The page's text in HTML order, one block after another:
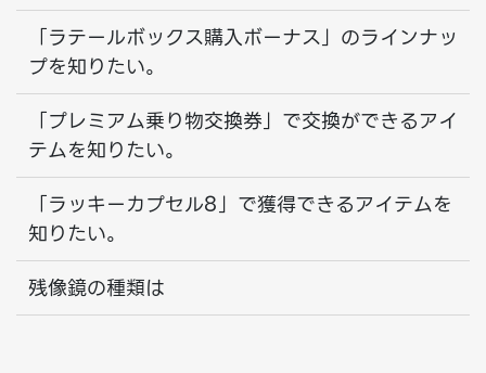
「ラテールボックス購入ボーナス」のラインナッ
プを知りたい。
「プレミアム乗り物交換券」で交換ができるアイ
テムを知りたい。
「ラッキーカプセル8」で獲得できるアイテムを
知りたい。
残像鏡の種類は